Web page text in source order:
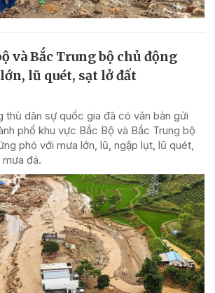
và Bắc Trung bộ chủ động
lũ quét, sạt lở đất
thủ dân sự quốc gia đã có văn bản gửi
phố khu vực Bắc Bộ và Bắc Trung bộ
phó với mưa lớn, lũ, ngập lụt, lũ quét,
đá.